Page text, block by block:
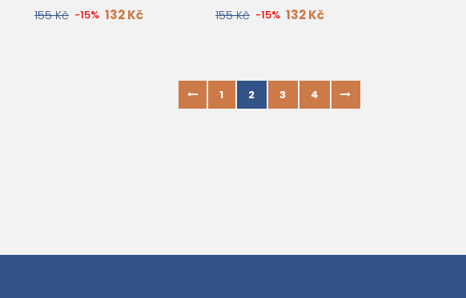
155 Kč -15% 132 Kč 155 Kč -15% 132 Kč
1 2 3 4